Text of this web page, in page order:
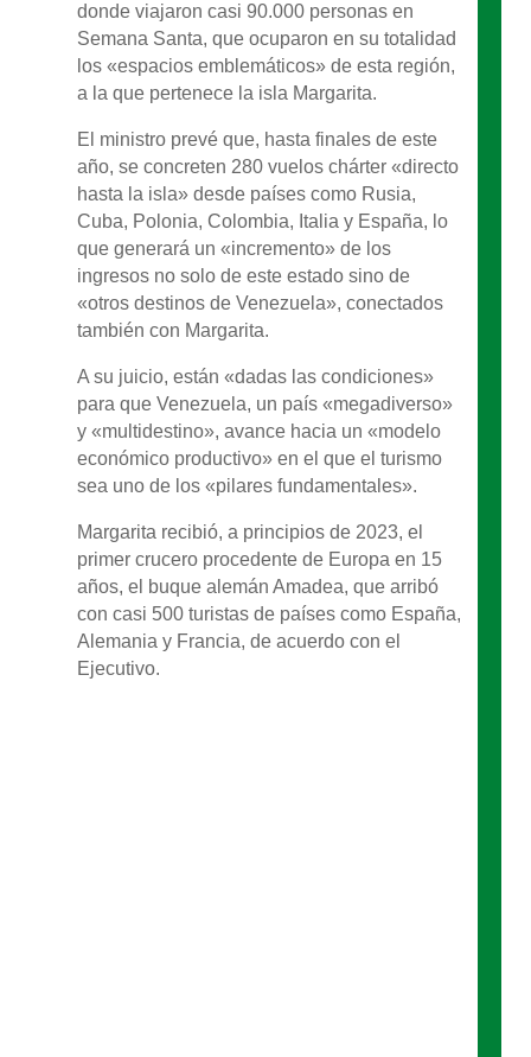
donde viajaron casi 90.000 personas en
Semana Santa, que ocuparon en su totalidad
los «espacios emblemáticos» de esta región,
a la que pertenece la isla Margarita.
El ministro prevé que, hasta finales de este
año, se concreten 280 vuelos chárter «directo
hasta la isla» desde países como Rusia,
Cuba, Polonia, Colombia, Italia y España, lo
que generará un «incremento» de los
ingresos no solo de este estado sino de
«otros destinos de Venezuela», conectados
también con Margarita.
A su juicio, están «dadas las condiciones»
para que Venezuela, un país «megadiverso»
y «multidestino», avance hacia un «modelo
económico productivo» en el que el turismo
sea uno de los «pilares fundamentales».
Margarita recibió, a principios de 2023, el
primer crucero procedente de Europa en 15
años, el buque alemán Amadea, que arribó
con casi 500 turistas de países como España,
Alemania y Francia, de acuerdo con el
Ejecutivo.